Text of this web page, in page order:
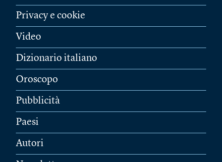
Privacy e cookie
Video
Dizionario italiano
Oroscopo
Pubblicità
Paesi
Autori